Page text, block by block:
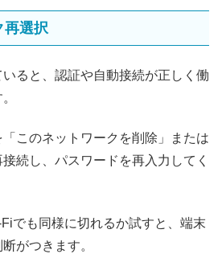
再選択
ると、認証や自動接続が正しく働
このネットワークを削除」または
接続し、パスワードを再入力してく
でも同様に切れるか試すと、端末
がつきます。